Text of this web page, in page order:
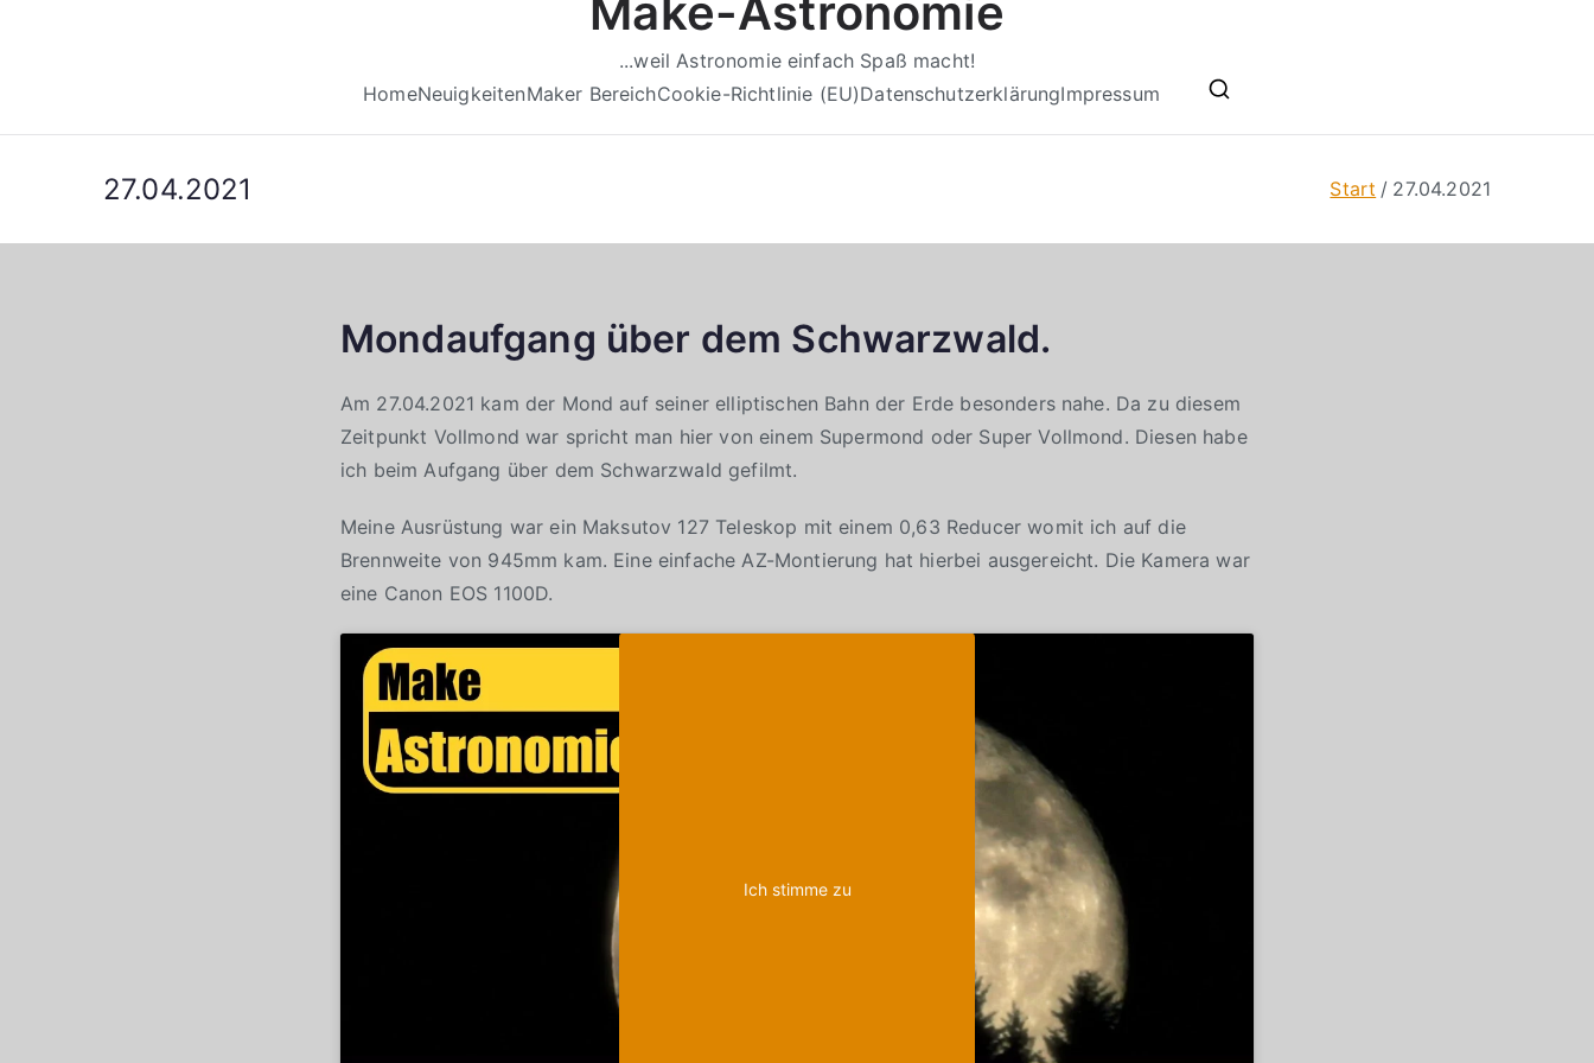
Make-Astronomie
...weil Astronomie einfach Spaß macht!
HomeNeuigkeitenMaker BereichCookie-Richtlinie (EU)DatenschutzerklärungImpressum
27.04.2021 Start 27.04.2021
Mondaufgang über dem Schwarzwald.
Am 27.04.2021 kam der Mond auf seiner elliptischen Bahn der Erde besonders nahe. Da zu diesem
Zeitpunkt Vollmond war spricht man hier von einem Supermond oder Super Vollmond. Diesen habe
ich beim Aufgang über dem Schwarzwald gefilmt.
Meine Ausrüstung war ein Maksutov 127 Teleskop mit einem 0,63 Reducer womit ich auf die
Brennweite von 945mm kam. Eine einfache AZ-Montierung hat hierbei ausgereicht. Die Kamera war
eine Canon EOS 1100D.
Ich stimme zu